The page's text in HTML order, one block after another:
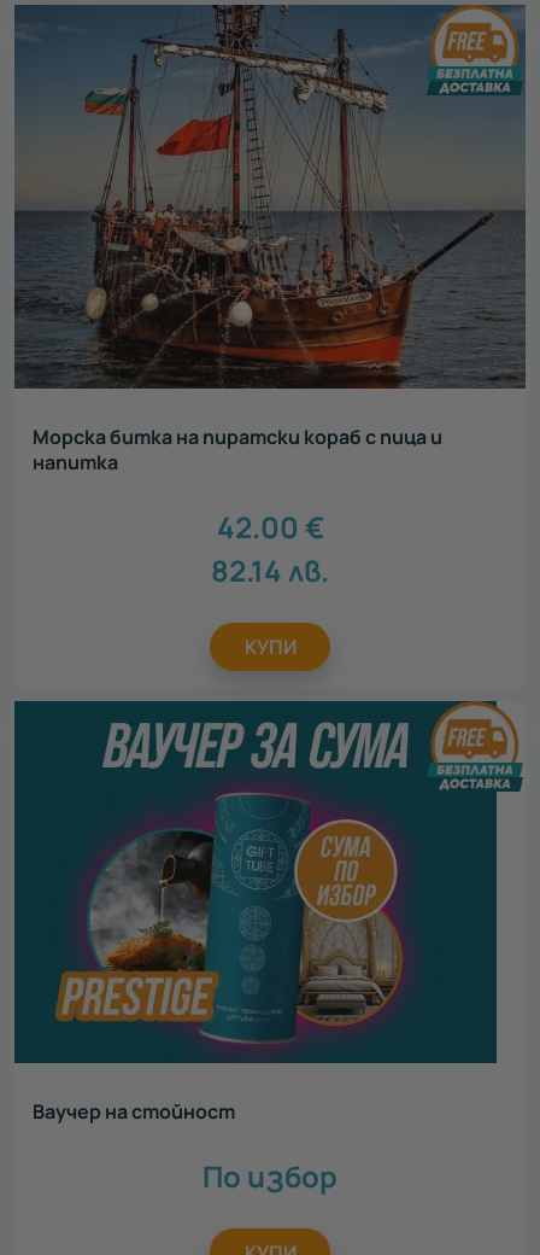
Морска битка на пиратски кораб с пица и
напитка
42.00 €
82.14лв.
КУПИ
Ваучер на стойност
По избор